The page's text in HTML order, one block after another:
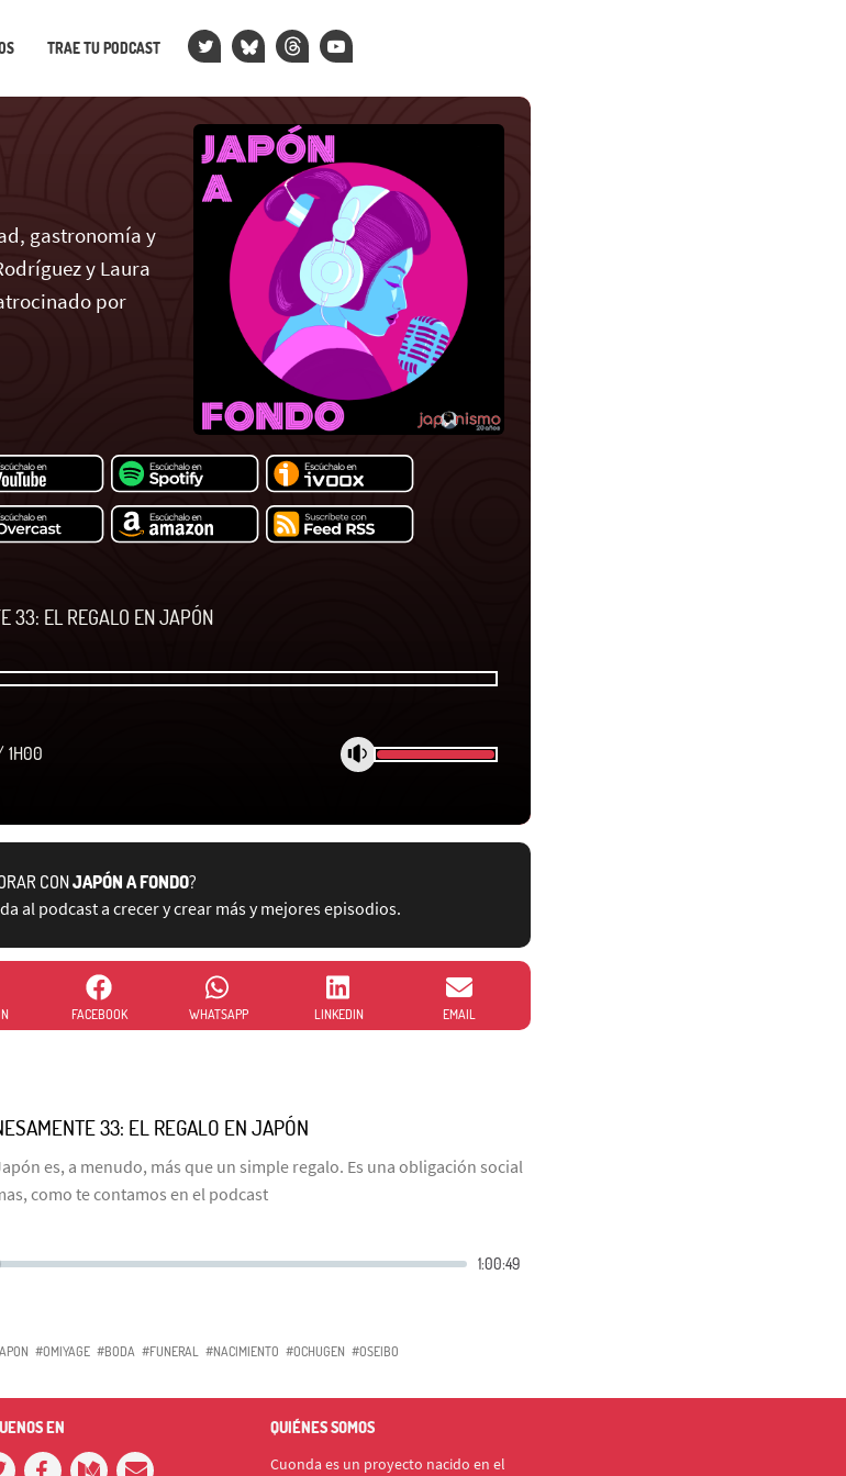
TRAE TU PODCAST
gastronomía y
y Laura
por
33: EL REGALO EN JAPÓN
1H00
CONJAPÓN A FONDO?
al podcast a crecer y crear más y mejores episodios.
FACEBOOK WHATSAPP LINKEDIN EMAIL
33: EL REGALO EN JAPÓN
es, a menudo, más que un simple regalo. Es una obligación social
como te contamos en el podcast
#OMIYAGE #BODA #FUNERAL #NACIMIENTO #OCHUGEN #OSEIBO
EN QUIÉNES SOMOS
Cuonda es un proyecto nacido en el